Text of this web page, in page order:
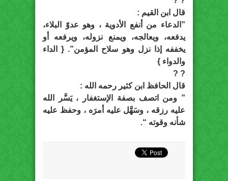
‏قال ابن القيم :
‏”الدعاء من أنفع الأدوية ، وهو عدوّ البلاء،
يدفعه، ويعالجه، ويمنع نزوله، ويرفعه أو
يخففه إذا نزل وهو سلاح المؤمن”. { ‏الداء
والدواء }
? ?
‏قال الحافظ ابن كثير رحمه الله :
” ومن اتصف بصفة ⁧‫الإستغفار‬⁩ ، يَسَّر الله
عليه رزقه ، وسَهَّل عليه أمرَه ، وحفظ عليه
شأنه وقوته “.